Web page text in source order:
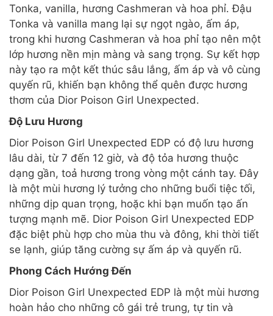
Tonka, vanilla, hương Cashmeran và hoa phỉ. Đậu
Tonka và vanilla mang lại sự ngọt ngào, ấm áp,
trong khi hương Cashmeran và hoa phỉ tạo nên một
lớp hương nền mịn màng và sang trọng. Sự kết hợp
này tạo ra một kết thúc sâu lắng, ấm áp và vô cùng
quyến rũ, khiến bạn không thể quên được hương
thơm của Dior Poison Girl Unexpected.
Độ Lưu Hương
Dior Poison Girl Unexpected EDP có độ lưu hương
lâu dài, từ 7 đến 12 giờ, và độ tỏa hương thuộc
dạng gần, toả hương trong vòng một cánh tay. Đây
là một mùi hương lý tưởng cho những buổi tiệc tối,
những dịp quan trọng, hoặc khi bạn muốn tạo ấn
tượng mạnh mẽ. Dior Poison Girl Unexpected EDP
đặc biệt phù hợp cho mùa thu và đông, khi thời tiết
se lạnh, giúp tăng cường sự ấm áp và quyến rũ.
Phong Cách Hướng Đến
Dior Poison Girl Unexpected EDP là một mùi hương
hoàn hảo cho những cô gái trẻ trung, tự tin và